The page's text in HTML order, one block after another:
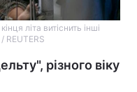
літа витіснить інші
REUTERS
різного віку